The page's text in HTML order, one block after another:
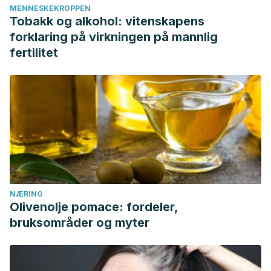
MENNESKEKROPPEN
Tobakk og alkohol: vitenskapens
forklaring på virkningen på mannlig
fertilitet
NÆRING
Olivenolje pomace: fordeler,
bruksområder og myter